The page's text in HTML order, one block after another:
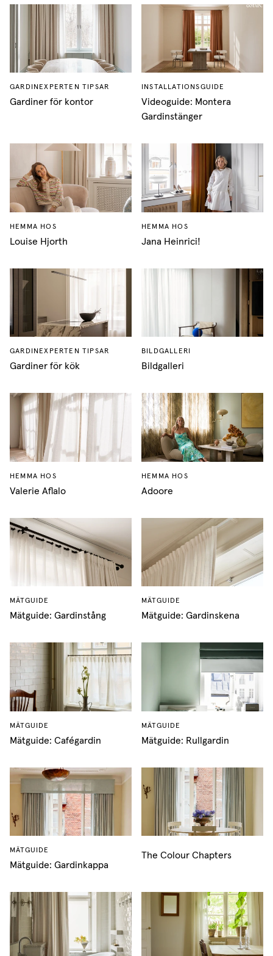
GARDINEXPERTEN TIPSAR
Gardiner för kontor
INSTALLATIONSGUIDE
Videoguide: Montera
Gardinstänger
HEMMA HOS
Louise Hjorth
HEMMA HOS
Jana Heinrici!
GARDINEXPERTEN TIPSAR
Gardiner för kök
BILDGALLERI
Bildgalleri
HEMMA HOS
Valerie Aflalo
HEMMA HOS
Adoore
MÄTGUIDE
Mätguide: Gardinstång
MÄTGUIDE
Mätguide: Gardinskena
MÄTGUIDE
Mätguide: Cafégardin
MÄTGUIDE
Mätguide: Rullgardin
MÄTGUIDE
Mätguide: Gardinkappa
The Colour Chapters